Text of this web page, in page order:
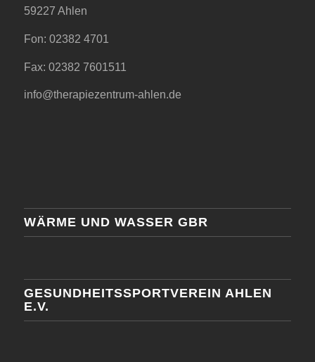
59227 Ahlen
Fon: 02382 4701
Fax: 02382 7601511
info@therapiezentrum-ahlen.de
WÄRME UND WASSER GBR
GESUNDHEITSSPORTVEREIN AHLEN
E.V.